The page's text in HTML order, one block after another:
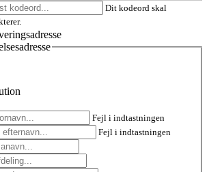
Dit kodeord skal
Fejl i indtastningen
Fejl i indtastningen